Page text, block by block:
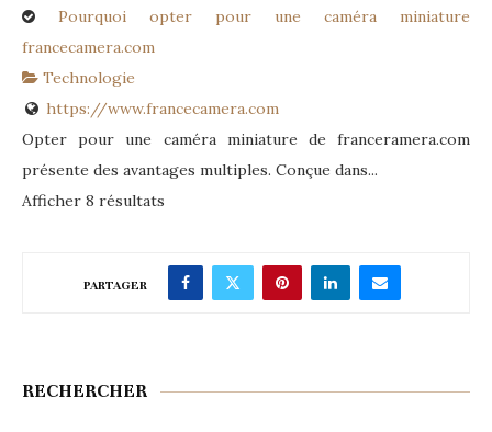
Pourquoi opter pour une caméra miniature
francecamera.com
Technologie
https://www.francecamera.com
Opter pour une caméra miniature de franceramera.com
présente des avantages multiples. Conçue dans...
Afficher 8 résultats
PARTAGER
RECHERCHER